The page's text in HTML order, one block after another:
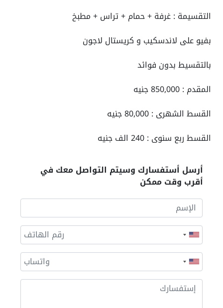
التقسيمة : غرفة + حمام + تراس + مطبخ
بفيو على لاندسكيب و كريستال لاجون
بالتقسيط بدون فوائد
المقدم : 850,000 جنيه
القسط الشهرى : 80,000 جنيه
القسط ربع سنوى : 240 الف جنيه
أرسل أستفسارك وسيتم التواصل معك في
أقرب وقت ممكن